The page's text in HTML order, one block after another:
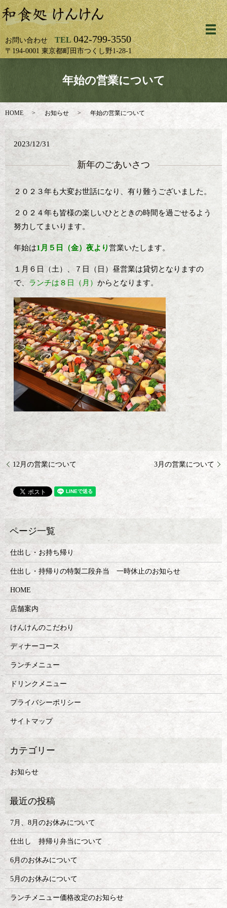
お問い合わせTEL 042-799-3550
〒194-0001 東京都町田市つくし野1-28-1
メ
年始の営業について
HOME お知らせ 年始の営業について
2023/12/31
新年のごあいさつ
２０２３年も大変お世話になり、有り難うございました。
２０２４年も皆様の楽しいひとときの時間を過ごせるよう
努力してまいります。
年始は1月５日（金）夜より営業いたします。
１月６日（土）、７日（日）昼営業は貸切となりますの
で、 ランチは８日（月）からとなります。
12月の営業について 3月の営業について
仕出し・お持ち帰り
仕出し・持帰りの特製二段弁当 一時休止のお知らせ
HOME
店舗案内
けんけんのこだわり
ディナーコース
ランチメニュー
ドリンクメニュー
プライバシーポリシー
サイトマップ
お知らせ
7月、8月のお休みについて
仕出し 持帰り弁当について
6月のお休みについて
5月のお休みについて
ランチメニュー価格改定のお知らせ